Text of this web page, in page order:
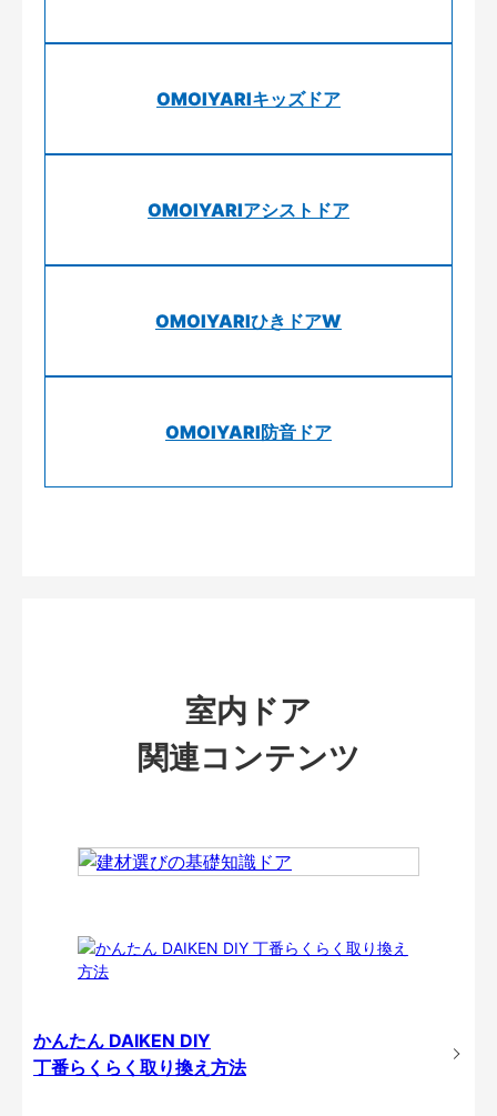
OMOIYARIキッズドア
OMOIYARIアシストドア
OMOIYARIひきドアW
OMOIYARI防音ドア
室内ドア
関連コンテンツ
かんたん DAIKEN DIY
丁番らくらく取り換え方法